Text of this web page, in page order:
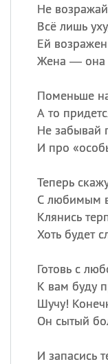
Не
Всё лишь
Ей
Жена — она
Поменьше
А то
Не забывай
И про
Теперь
С любимым
Клянись
Хоть будет
Готовь с
К вам буду
Шучу!
Он сытый
И запасись